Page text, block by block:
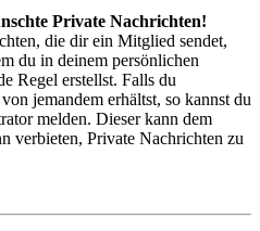
Private Nachrichten!
die dir ein Mitglied sendet,
du in deinem persönlichen
Regel erstellst. Falls du
jemandem erhältst, so kannst du
melden. Dieser kann dem
verbieten, Private Nachrichten zu